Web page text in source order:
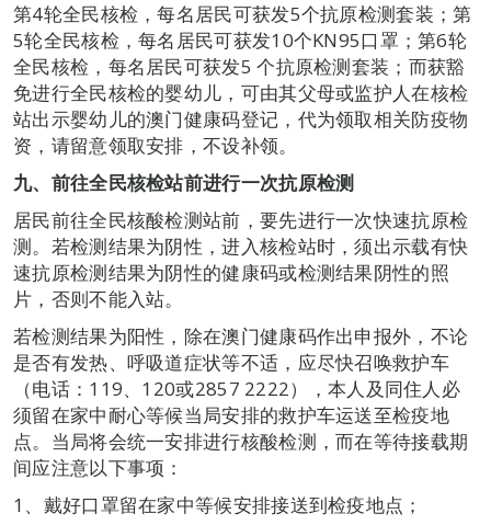
第4轮全民核检，每名居民可获发5个抗原检测套装；第
5轮全民核检，每名居民可获发10个KN95口罩；第6轮
全民核检，每名居民可获发5 个抗原检测套装；而获豁
免进行全民核检的婴幼儿，可由其父母或监护人在核检
站出示婴幼儿的澳门健康码登记，代为领取相关防疫物
资，请留意领取安排，不设补领。
九、前往全民核检站前进行一次抗原检测
居民前往全民核酸检测站前，要先进行一次快速抗原检
测。若检测结果为阴性，进入核检站时，须出示载有快
速抗原检测结果为阴性的健康码或检测结果阴性的照
片，否则不能入站。
若检测结果为阳性，除在澳门健康码作出申报外，不论
是否有发热、呼吸道症状等不适，应尽快召唤救护车
（电话：119、120或2857 2222），本人及同住人必
须留在家中耐心等候当局安排的救护车运送至检疫地
点。当局将会统一安排进行核酸检测，而在等待接载期
间应注意以下事项：
1、戴好口罩留在家中等候安排接送到检疫地点；